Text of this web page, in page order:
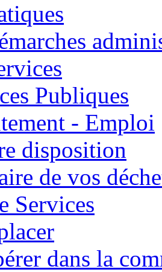
Publiques
- Emploi
disposition
de vos
Services
dans la